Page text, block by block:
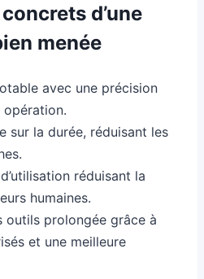
d’une
menée
avec une précision
opération.
sur la durée, réduisant les
réduisant la
humaines.
outils prolongée grâce à
et une meilleure